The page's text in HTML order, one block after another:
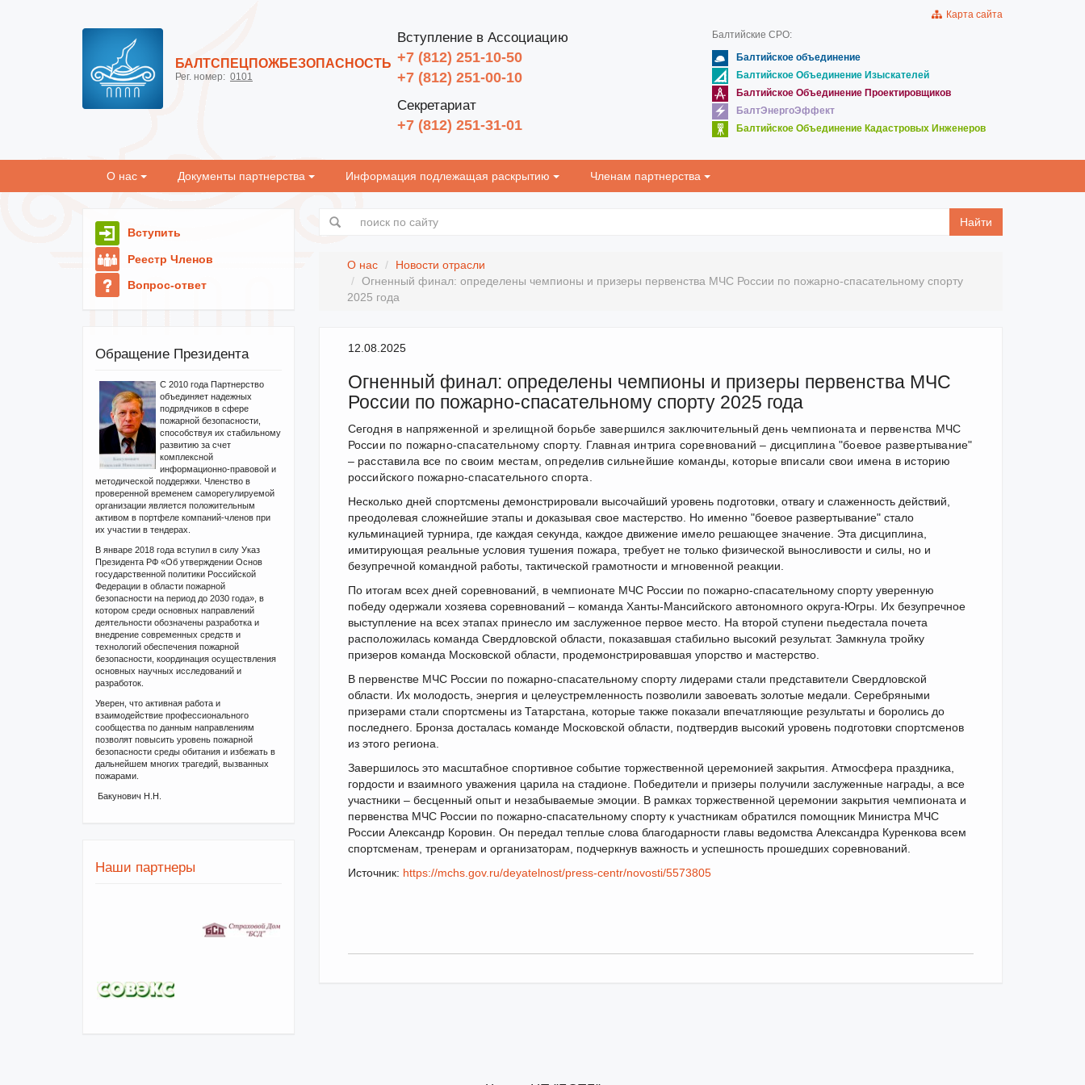
БАЛТСПЕЦПОЖБЕЗОПАСНОСТЬ
Рег. номер: 0101
Вступление в Ассоциацию
+7 (812) 251-10-50
+7 (812) 251-00-10
Секретариат
+7 (812) 251-31-01
Карта сайта
Балтийские СРО:
Балтийское объединение
Балтийское Объединение Изыскателей
Балтийское Объединение Проектировщиков
БалтЭнергоЭффект
Балтийское Объединение Кадастровых Инженеров
О нас Документы партнерства Информация подлежащая раскрытию Членам партнерства
Найти
О нас
Новости отрасли
Огненный финал: определены чемпионы и призеры первенства МЧС России по пожарно-спасательному спорту
2025 года
12.08.2025
Огненный финал: определены чемпионы и призеры первенства МЧС
России по пожарно-спасательному спорту 2025 года
Сегодня в напряженной и зрелищной борьбе завершился заключительный день чемпионата и первенства МЧС
России по пожарно-спасательному спорту. Главная интрига соревнований – дисциплина "боевое развертывание"
– расставила все по своим местам, определив сильнейшие команды, которые вписали свои имена в историю
российского пожарно-спасательного спорта.
Несколько дней спортсмены демонстрировали высочайший уровень подготовки, отвагу и слаженность действий,
преодолевая сложнейшие этапы и доказывая свое мастерство. Но именно "боевое развертывание" стало
кульминацией турнира, где каждая секунда, каждое движение имело решающее значение. Эта дисциплина,
имитирующая реальные условия тушения пожара, требует не только физической выносливости и силы, но и
безупречной командной работы, тактической грамотности и мгновенной реакции.
По итогам всех дней соревнований, в чемпионате МЧС России по пожарно-спасательному спорту уверенную
победу одержали хозяева соревнований – команда Ханты-Мансийского автономного округа-Югры. Их безупречное
выступление на всех этапах принесло им заслуженное первое место. На второй ступени пьедестала почета
расположилась команда Свердловской области, показавшая стабильно высокий результат. Замкнула тройку
призеров команда Московской области, продемонстрировавшая упорство и мастерство.
В первенстве МЧС России по пожарно-спасательному спорту лидерами стали представители Свердловской
области. Их молодость, энергия и целеустремленность позволили завоевать золотые медали. Серебряными
призерами стали спортсмены из Татарстана, которые также показали впечатляющие результаты и боролись до
последнего. Бронза досталась команде Московской области, подтвердив высокий уровень подготовки спортсменов
из этого региона.
Завершилось это масштабное спортивное событие торжественной церемонией закрытия. Атмосфера праздника,
гордости и взаимного уважения царила на стадионе. Победители и призеры получили заслуженные награды, а все
участники – бесценный опыт и незабываемые эмоции. В рамках торжественной церемонии закрытия чемпионата и
первенства МЧС России по пожарно-спасательному спорту к участникам обратился помощник Министра МЧС
России Александр Коровин. Он передал теплые слова благодарности главы ведомства Александра Куренкова всем
спортсменам, тренерам и организаторам, подчеркнув важность и успешность прошедших соревнований.
Источник: https://mchs.gov.ru/deyatelnost/press-centr/novosti/5573805
Вступить
Реестр Членов
Вопрос-ответ
Обращение Президента
С 2010 года Партнерство
объединяет надежных
подрядчиков в сфере
пожарной безопасности,
способствуя их стабильному
развитию за счет
комплексной
информационно-правовой и
методической поддержки. Членство в
проверенной временем саморегулируемой
организации является положительным
активом в портфеле компаний-членов при
их участии в тендерах.
В январе 2018 года вступил в силу Указ
Президента РФ «Об утверждении Основ
государственной политики Российской
Федерации в области пожарной
безопасности на период до 2030 года», в
котором среди основных направлений
деятельности обозначены разработка и
внедрение современных средств и
технологий обеспечения пожарной
безопасности, координация осуществления
основных научных исследований и
разработок.
Уверен, что активная работа и
взаимодействие профессионального
сообщества по данным направлениям
позволят повысить уровень пожарной
безопасности среды обитания и избежать в
дальнейшем многих трагедий, вызванных
пожарами.
Бакунович Н.Н.
Наши партнеры